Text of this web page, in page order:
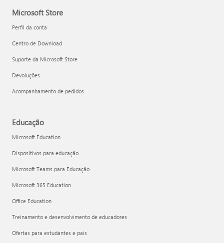
Microsoft Store
Perfil da conta
Centro de Download
Suporte da Microsoft Store
Devoluções
Acompanhamento de pedidos
Educação
Microsoft Education
Dispositivos para educação
Microsoft Teams para Educação
Microsoft 365 Education
Office Education
Treinamento e desenvolvimento de educadores
Ofertas para estudantes e pais